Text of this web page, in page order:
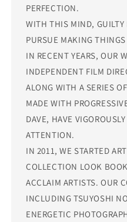
PERFECTION.
WITH THIS MIND,
PURSUE MAKING
IN RECENT YEARS, OUR
INDEPENDENT FILM
ALONG WITH A SERIES
MADE WITH
DAVE, HAVE
ATTENTION.
IN 2011, WE STARTED
COLLECTION LOOK
ACCLAIM ARTISTS. OUR
INCLUDING TSUYOSHI
ENERGETIC